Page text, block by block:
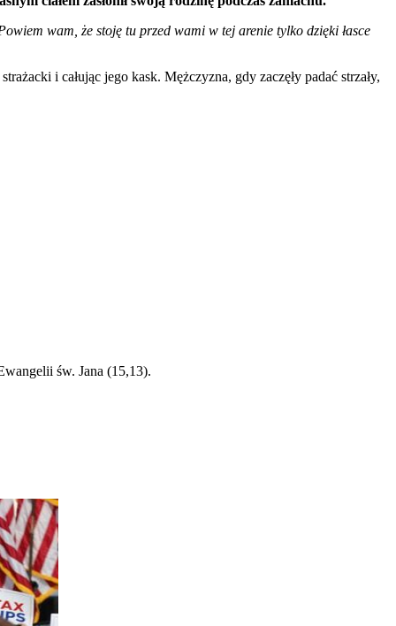
wam, że stoję tu przed wami w tej arenie tylko dzięki łasce
i całując jego kask. Mężczyzna, gdy zaczęły padać strzały,
św. Jana (15,13).